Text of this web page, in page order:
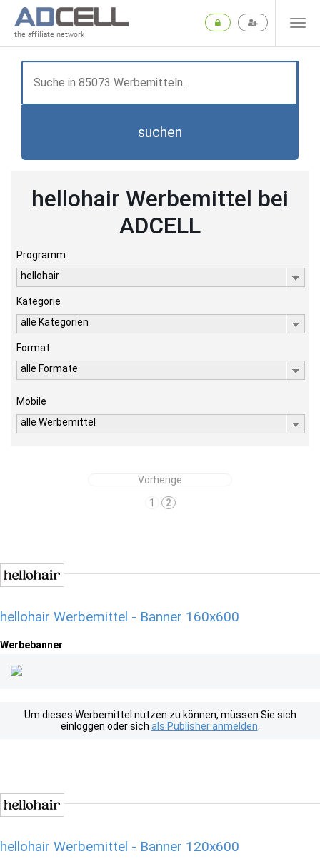
the affiliate network
suchen
hellohair Werbemittel bei
ADCELL
Programm
hellohair
Kategorie
alle Kategorien
Format
alle Formate
Mobile
alle Werbemittel
Vorherige
1
2
hellohair Werbemittel - Banner 160x600
Werbebanner
Um dieses Werbemittel nutzen zu können, müssen Sie sich
einloggen oder sich als Publisher anmelden
hellohair Werbemittel - Banner 120x600